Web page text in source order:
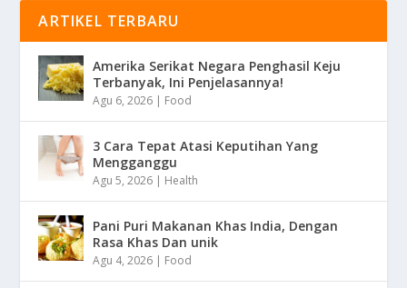
ARTIKEL TERBARU
Amerika Serikat Negara Penghasil Keju
Terbanyak, Ini Penjelasannya!
Agu 6, 2026 | Food
3 Cara Tepat Atasi Keputihan Yang
Mengganggu
Agu 5, 2026 | Health
Pani Puri Makanan Khas India, Dengan
Rasa Khas Dan unik
Agu 4, 2026 | Food